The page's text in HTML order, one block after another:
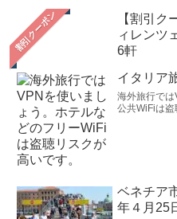
【割引ク
ィレンツ
6軒
イタリア
海外旅行で
公共WiFiは盗
ベネチア
年４月25